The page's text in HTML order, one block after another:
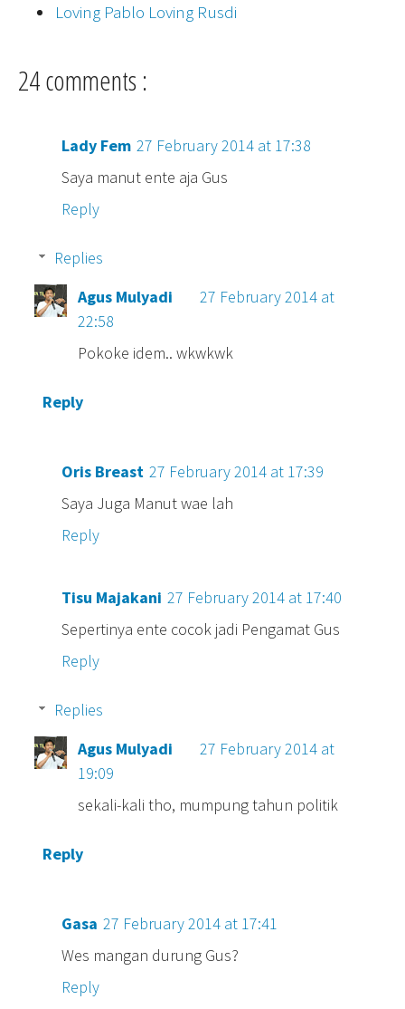
Loving Pablo Loving Rusdi
24 comments :
Lady Fem 27 February 2014 at 17:38
Saya manut ente aja Gus
Reply
Replies
Agus Mulyadi
27 February 2014 at
22:58
Pokoke idem.. wkwkwk
Reply
Oris Breast 27 February 2014 at 17:39
Saya Juga Manut wae lah
Reply
Tisu Majakani 27 February 2014 at 17:40
Sepertinya ente cocok jadi Pengamat Gus
Reply
Replies
Agus Mulyadi
27 February 2014 at
19:09
sekali-kali tho, mumpung tahun politik
Reply
Gasa 27 February 2014 at 17:41
Wes mangan durung Gus?
Reply